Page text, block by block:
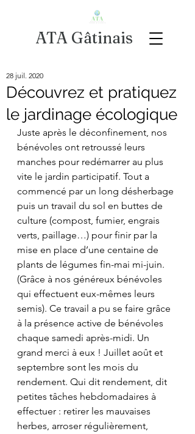
ATA Gâtinais
Découvrez et pratiquez
le jardinage écologique
28 juil. 2020
Juste après le déconfinement, nos
bénévoles ont retroussé leurs
manches pour redémarrer au plus
vite le jardin participatif. Tout a
commencé par un long désherbage
puis un travail du sol en buttes de
culture (compost, fumier, engrais
verts, paillage…) pour finir par la
mise en place d’une centaine de
plants de légumes fin-mai mi-juin.
(Grâce à nos généreux bénévoles
qui effectuent eux-mêmes leurs
semis). Ce travail a pu se faire grâce
à la présence active de bénévoles
chaque samedi après-midi. Un
grand merci à eux ! Juillet août et
septembre sont les mois du
rendement. Qui dit rendement, dit
petites tâches hebdomadaires à
effectuer : retirer les mauvaises
herbes, arroser régulièrement,